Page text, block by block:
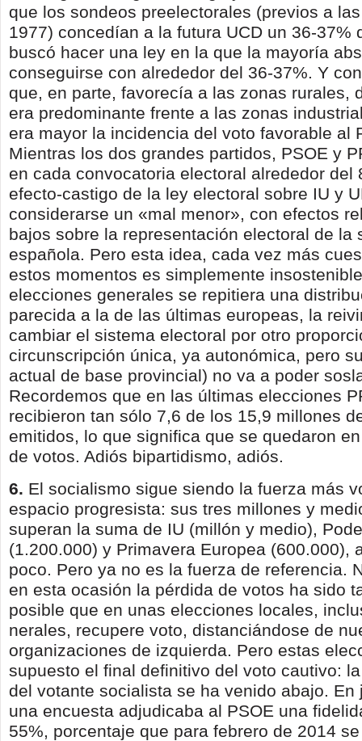
que los sondeos preelectorales (previos a
1977) concedían a la futura UCD un 36-37%
buscó hacer una ley en la que la mayoría
conseguirse con alrededor del 36-37%. Y
que, en parte, favorecía a las zo­nas rurales,
era predominante frente a las zonas
era mayor la incidencia del voto favorable al
Mientras los dos grandes partidos, PSOE y
en cada convocatoria electoral alre­dedor del
efecto-castigo de la ley electoral sobre IU y
considerarse un «mal menor», con efectos
bajos sobre la representación electo­ral de la
española. Pero esta idea, cada vez más
estos momentos es simplemente
elecciones generales se repitiera una
parecida a la de las últimas europeas, la
cambiar el sistema electoral por otro
circunscripción única, ya autonómi­ca, pero
actual de base provincial) no va a po­der
Recordemos que en las últimas elecciones
recibieron tan sólo 7,6 de los 15,9 millones
emitidos, lo que significa que se quedaron
de votos. Adiós bipartidismo, adiós.
6. El socialismo sigue siendo la fuerza más
espacio progresista: sus tres millones y
superan la suma de IU (millón y medio),
(1.200.000) y Primavera Europea (600.000),
poco. Pero ya no es la fuerza de referencia.
en esta ocasión la pérdida de votos ha sido
posible que en unas elecciones locales,
nerales, recupere voto, distanciándose de
organizaciones de izquierda. Pero estas
supuesto el final definitivo del voto cautivo:
del votante socialista se ha venido abajo. En
una encuesta adjudicaba al PSOE una
55%, porcentaje que para febrero de 2014